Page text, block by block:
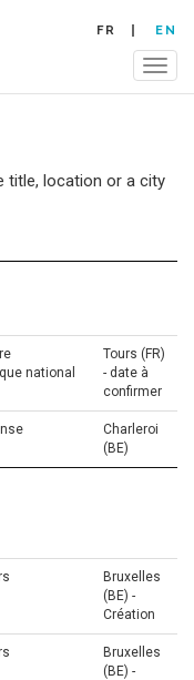
FR EN
title, location or a city
national
Tours (FR)
- date à
confirmer
Charleroi
(BE)
Bruxelles
(BE) -
Création
Bruxelles
(BE) -